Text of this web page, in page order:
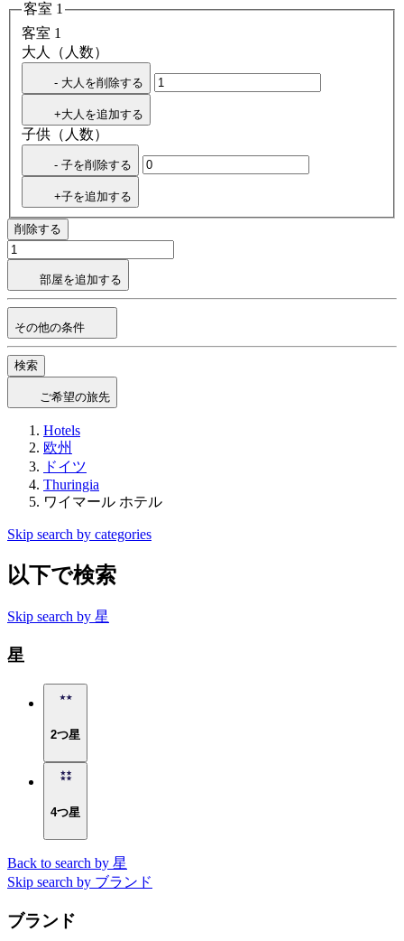
客室 1
客室 1
大人（人数）
- 大人を削除する
+大人を追加する
子供（人数）
- 子を削除する
+子を追加する
削除する
部屋を追加する
その他の条件
検索
ご希望の旅先
Hotels
欧州
ドイツ
Thuringia
ワイマール ホテル
Skip search by categories
以下で検索
Skip search by 星
星
2つ星
4つ星
Back to search by 星
Skip search by ブランド
ブランド